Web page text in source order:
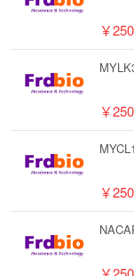
￥
￥
￥